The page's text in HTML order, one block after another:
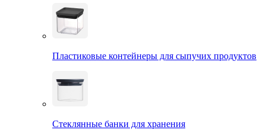
Пластиковые контейнеры для сыпучих продуктов
Стеклянные банки для хранения